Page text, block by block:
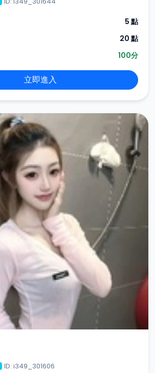
5 點
20 點
100分
立即進入
ID: i349_301606